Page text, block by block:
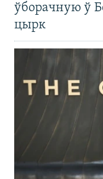
ўборачную ў
цырк